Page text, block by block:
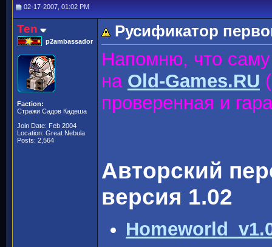
02-17-2007, 01:02 PM
Ten
p2ambassador
Faction:
Стражи Садов Кадеша
Join Date: Feb 2004
Location: Great Nebula
Posts: 2,564
Русификатор
Напомню, что
на Old-Games.RU
проверенная и
Авторский
версия 1.02